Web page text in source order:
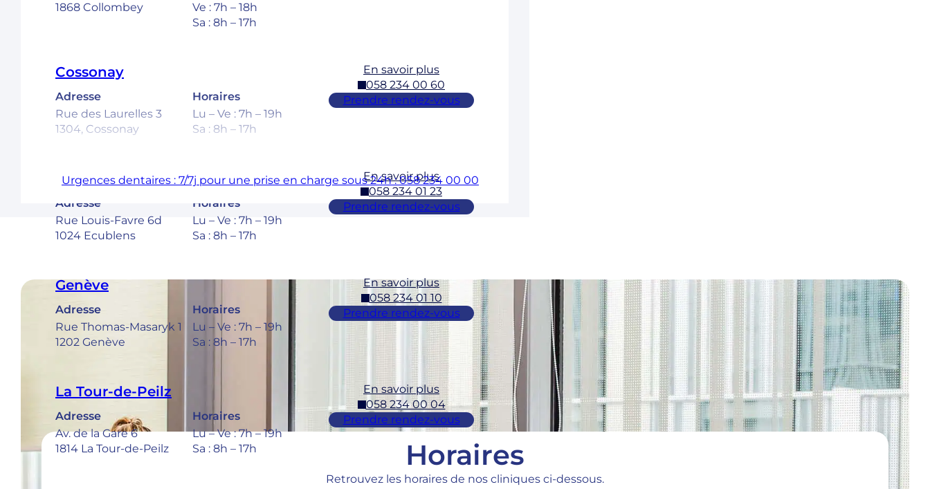
1868 Collombey
Ve : 7h – 18h
Sa : 8h – 17h
Cossonay
Adresse
Rue des Laurelles 3
1304, Cossonay
Horaires
Lu – Ve : 7h – 19h
Sa : 8h – 17h
En savoir plus
058 234 00 60
Prendre rendez-vous
Ecublens – EPFL
Adresse
Rue Louis-Favre 6d
1024 Ecublens
Horaires
Lu – Ve : 7h – 19h
Sa : 8h – 17h
En savoir plus
058 234 01 23
Prendre rendez-vous
Genève
Adresse
Rue Thomas-Masaryk 1
1202 Genève
Horaires
Lu – Ve : 7h – 19h
Sa : 8h – 17h
En savoir plus
058 234 01 10
Prendre rendez-vous
La Tour-de-Peilz
Adresse
Av. de la Gare 6
1814 La Tour-de-Peilz
Horaires
Lu – Ve : 7h – 19h
Sa : 8h – 17h
En savoir plus
058 234 00 04
Prendre rendez-vous
Urgences dentaires : 7/7j pour une prise en charge sous 24h : 058 234 00 00
Horaires
Retrouvez les horaires de nos cliniques ci-dessous.